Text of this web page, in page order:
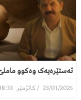
ئەستێرەیەک وەکوو
23/01/2025